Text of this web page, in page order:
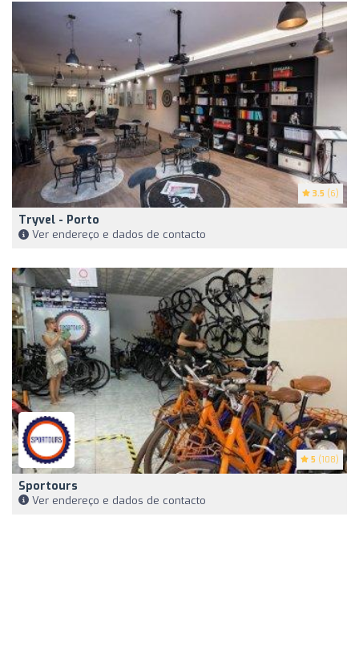
3.5 (6)
Tryvel - Porto
Ver endereço e dados de contacto
5 (108)
Sportours
Ver endereço e dados de contacto